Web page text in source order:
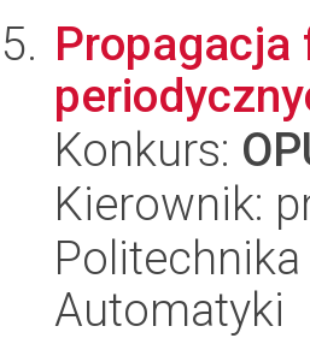
Konkurs:
Kierownik:
Politechnika
Automatyki